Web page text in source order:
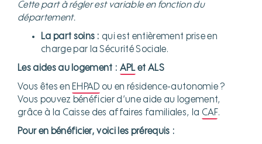
Cette part à régler est variable en fonction du
département.
La part soins : qui est entièrement prise en
charge par la Sécurité Sociale.
Les aides au logement : APLet ALS
Vous êtes en EHPAD ou en résidence-autonomie ?
Vous pouvez bénéficier d’une aide au logement,
grâce à la Caisse des affaires familiales, la CAF.
Pour en bénéficier, voici les prérequis :